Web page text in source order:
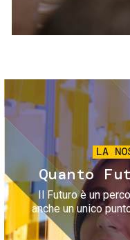
LA
Quanto
Il Futuro è un
anche un unico